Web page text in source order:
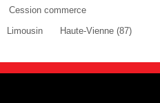
Cession commerce
Limousin
Haute-Vienne (87)